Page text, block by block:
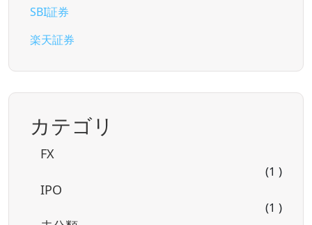
SBI証券
楽天証券
カテゴリ
FX
(1 )
IPO
(1 )